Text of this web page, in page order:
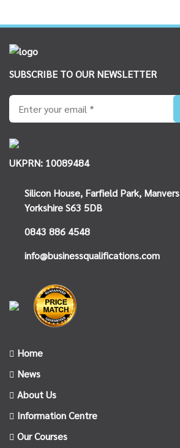
SUBSCRIBE TO OUR NEWSLETTER
UKPRN: 10089484
Home
News
About Us
Information Centre
Our Courses
Silicon House, Farfield Park, Manvers
YorkshireS63 5DB
0843 886 4548
info@businessqualifications.com